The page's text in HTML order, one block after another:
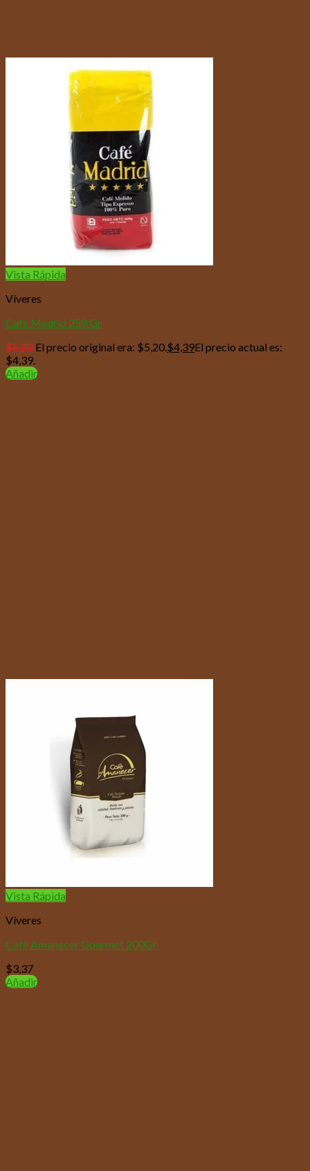
Vista Rápida
Víveres
Café Madrid 250 Gr
$5,20 El precio original era: $5,20.$4,39El precio actual es:
$4,39.
Añadir
Vista Rápida
Víveres
Café Amanecer Gourmet 200Gr
$3,37
Añadir